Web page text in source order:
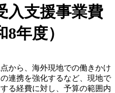
入支援事業費
年度）
から、海外現地での働きかけ
連携を強化するなど、現地で
る経費に対し、予算の範囲内